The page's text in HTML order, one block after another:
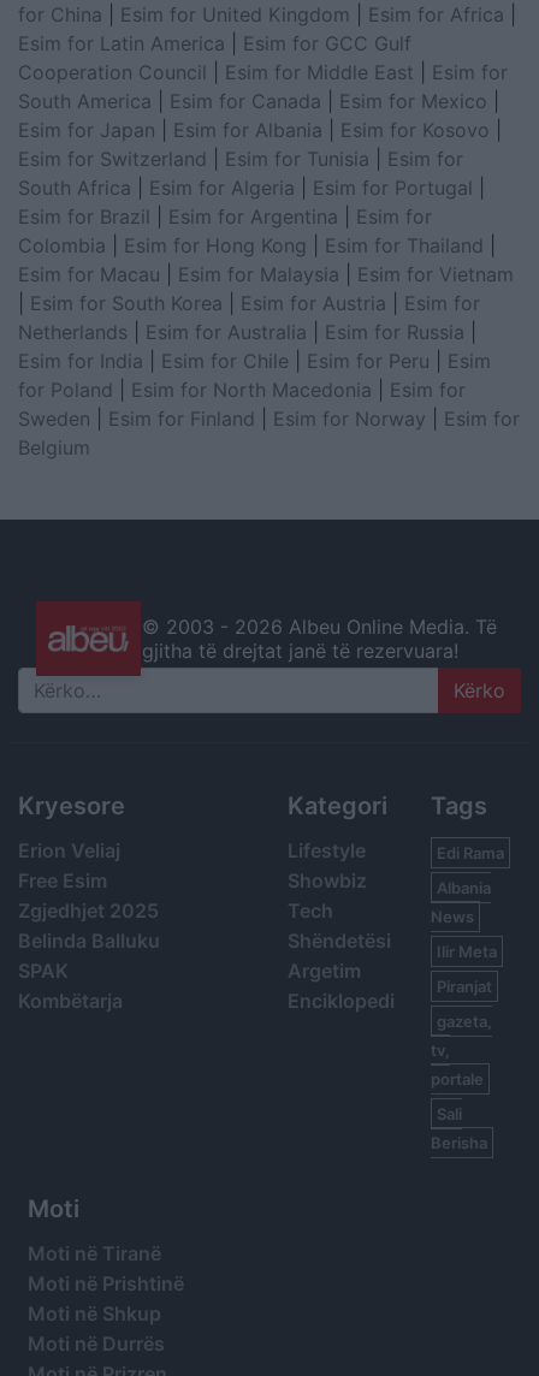
for China
Esim for United Kingdom Esim for Africa
Esim for Latin America
Esim for GCC Gulf
Cooperation Council
Esim for Middle East
Esim for
South America
Esim for Canada Esim for Mexico
Esim for Japan
Esim for Albania Esim for Kosovo
Esim for Switzerland
Esim for Tunisia
Esim for
South Africa
Esim for Algeria Esim for Portugal
Esim for Brazil
Esim for Argentina
Esim for
Colombia
Esim for Hong Kong Esim for Thailand
Esim for Macau
Esim for Malaysia
Esim for Vietnam
Esim for South Korea Esim for Austria
Esim for
Netherlands
Esim for Australia Esim for Russia
Esim for India
Esim for Chile Esim for Peru
Esim
for Poland
Esim for North Macedonia
Esim for
Sweden
Esim for Finland Esim for Norway
Esim for
Belgium
© 2003 - 2026 Albeu Online Media. Të
gjitha të drejtat janë të rezervuara!
Search
Kryesore
Erion Veliaj
Free Esim
Zgjedhjet 2025
Belinda Balluku
SPAK
Kombëtarja
Kategori
Lifestyle
Showbiz
Tech
Shëndetësi
Argetim
Enciklopedi
Tags
Edi Rama
Albania
News
Ilir Meta
Piranjat
gazeta,
tv,
portale
Sali
Berisha
Moti
Moti në Tiranë
Moti në Prishtinë
Moti në Shkup
Moti në Durrës